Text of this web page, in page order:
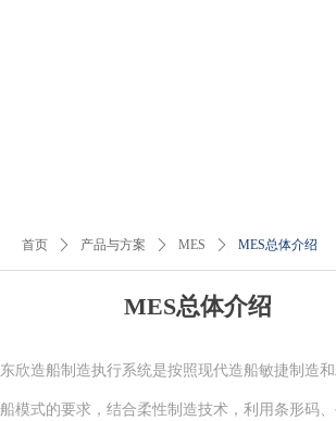
首页 ꄲ 产品与方案 ꄲ MES ꄲ MES总体介绍
MES总体介绍
东欣造船制造执行系统是按照现代造船敏捷制造
船模式的要求，结合柔性制造技术，利用条形码